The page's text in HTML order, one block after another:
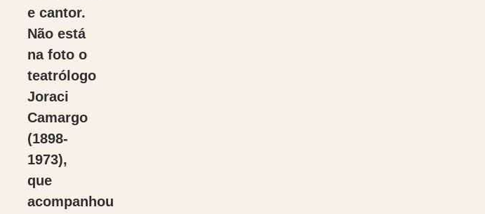
e cantor.
Não está
na foto o
teatrólogo
Joraci
Camargo
(1898-
1973),
que
acompanhou